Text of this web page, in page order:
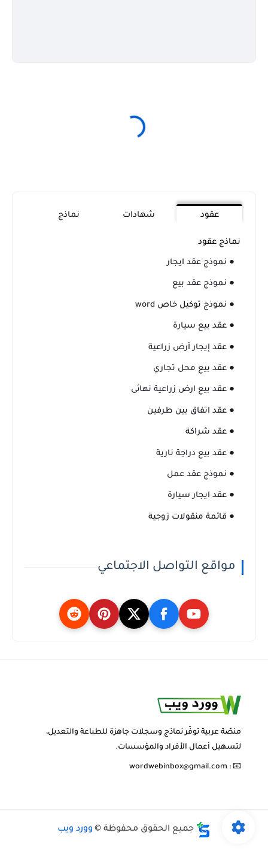
عقود شهادات نماذج
نماذج عقود
● نموذج عقد ايجار
● نموذج عقد بيع
● نموذج توكيل خاص word
● عقد بيع سيارة
● عقد إيجار أرض زراعية
● عقد بيع محل تجاري
● عقد بيع ارض زراعية نهائى
● عقد اتفاق بين طرفين
● عقد شراكة
● عقد بيع دراجة نارية
● نموذج عقد عمل
● عقد ايجار سيارة
● قائمة منقولات زوجية
مواقع التواصل الاجتماعي
منصّة عربية توفّر نماذج وسجلات جاهزة للطباعة والتعديل،
لتسهيل أعمال الأفراد والمؤسسات.
📧 :
wordwebinbox@gmail.com
جميع الحقوق محفوظة © وورد ويب